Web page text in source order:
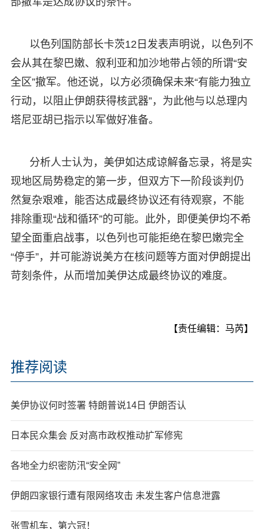
以色列国防部长卡茨12日发表声明说，以色列不
会从其在黎巴嫩、叙利亚和加沙地带占领的所谓“安
全区”撤军。他还说，以方必须确保未来“有能力独立
行动，以阻止伊朗获得核武器”，为此他与以总理内
塔尼亚胡已指示以军做好准备。
分析人士认为，美伊如达成谅解备忘录，将是实
现地区局势稳定的第一步，但双方下一阶段谈判仍
然复杂艰难，能否达成最终协议还有待观察，不能
排除重现“战和循环”的可能。此外，即便美伊均不希
望全面重启战事，以色列也可能拒绝在黎巴嫩完全
“停手”，并可能游说美方在核问题等方面对伊朗提出
苛刻条件，从而增加美伊达成最终协议的难度。
【责任编辑：马芮】
推荐阅读
美伊协议何时签署 特朗普说14日 伊朗否认
日本民众集会 反对高市政权推动扩军修宪
各地全力织密防汛“安全网”
伊朗四家银行遭有限网络攻击 未发生客户信息泄露
张雪机车，第六冠！